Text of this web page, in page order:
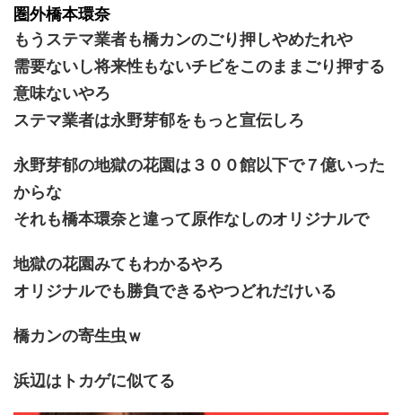
圏外橋本環奈
もうステマ業者も橋カンのごり押しやめたれや
需要ないし将来性もないチビをこのままごり押する
意味ないやろ
ステマ業者は永野芽郁をもっと宣伝しろ
永野芽郁の地獄の花園は３００館以下で７億いった
からな
それも橋本環奈と違って原作なしのオリジナルで
地獄の花園みてもわかるやろ
オリジナルでも勝負できるやつどれだけいる
橋カンの寄生虫ｗ
浜辺はトカゲに似てる